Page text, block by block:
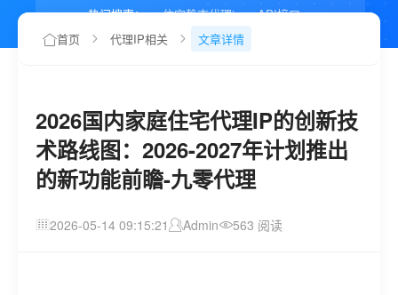
热门搜索： 住宅静态代理ip
API接口
代理IP如何设置
首页 代理IP相关 文章详情
2026国内家庭住宅代理IP的创新技
术路线图：2026-2027年计划推出
的新功能前瞻-九零代理
2026-05-14 09:15:21 Admin 563 阅读